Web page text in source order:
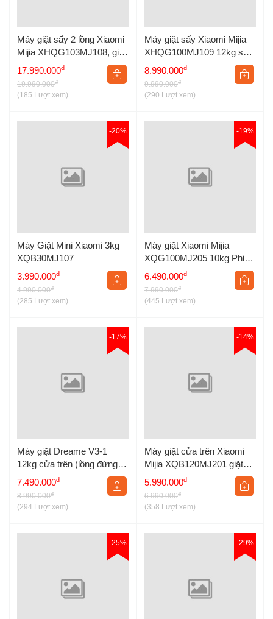
Máy giặt sấy 2 lồng Xiaomi
Mijia XHQG103MJ108, giặt
10kg, sấy 7kg
17.990.000đ
19.990.000đ
(185 Lượt xem)
Máy giặt sấy Xiaomi Mijia
XHQG100MJ109 12kg sấy
9kg 2026
8.990.000đ
9.990.000đ
(290 Lượt xem)
-20%
Máy Giặt Mini Xiaomi 3kg
XQB30MJ107
3.990.000đ
4.990.000đ
(285 Lượt xem)
-19%
Máy giặt Xiaomi Mijia
XQG100MJ205 10kg Phiên
bản 2026 Lắp âm tường
6.490.000đ
7.990.000đ
(445 Lượt xem)
-17%
Máy giặt Dreame V3-1
12kg cửa trên (lồng đứng)
DWT12D31BASE
7.490.000đ
8.990.000đ
(294 Lượt xem)
-14%
Máy giặt cửa trên Xiaomi
Mijia XQB120MJ201 giặt
12kg
5.990.000đ
6.990.000đ
(358 Lượt xem)
-25% -29%